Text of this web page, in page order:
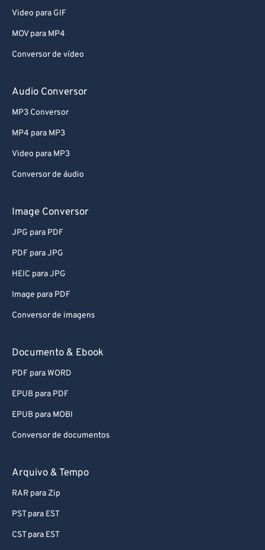
Video para GIF
MOV para MP4
Conversor de vídeo
Audio Conversor
MP3 Conversor
MP4 para MP3
Video para MP3
Conversor de áudio
Image Conversor
JPG para PDF
PDF para JPG
HEIC para JPG
Image para PDF
Conversor de imagens
Documento & Ebook
PDF para WORD
EPUB para PDF
EPUB para MOBI
Conversor de documentos
Arquivo & Tempo
RAR para Zip
PST para EST
CST para EST